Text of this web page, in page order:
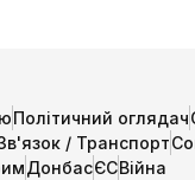
Політичний оглядач
/ Транспорт
ДонбасЄСВійна